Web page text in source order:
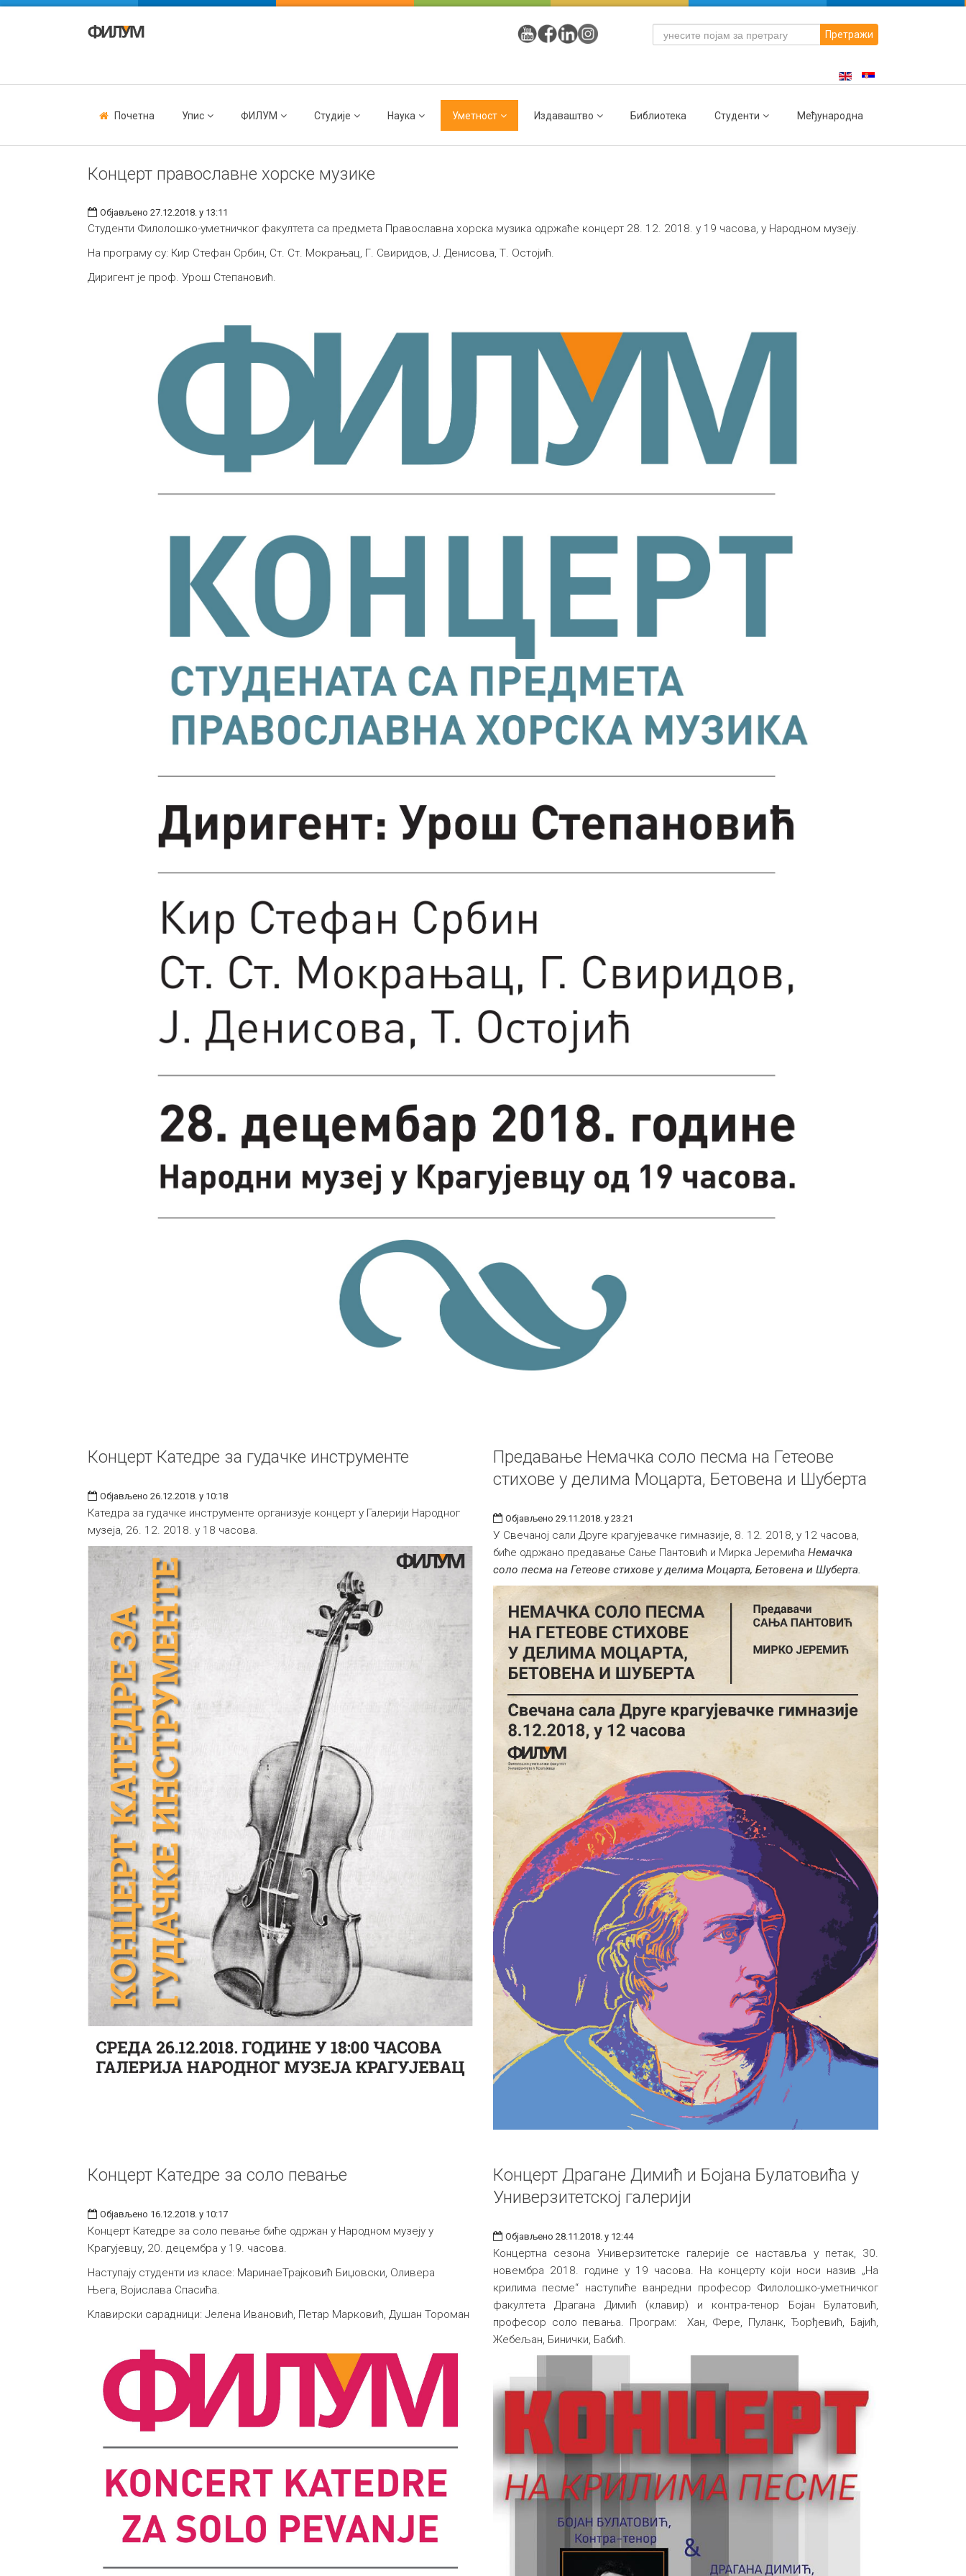
Претражи
Почетна Упис ФИЛУМ Студије Наука Уметност Издаваштво Библиотека Студенти Међународна
Концерт православне хорске музике
Објављено 27.12.2018. у 13:11
Студенти Филолошко-уметничког факултета са предмета Православна хорска музика одржаће концерт 28. 12. 2018. у 19 часова, у Народном музеју.
На програму су: Кир Стефан Србин, Ст. Ст. Мокрањац, Г. Свиридов, Ј. Денисова, Т. Остојић.
Диригент је проф. Урош Степановић.
Концерт Катедре за гудачке инструменте
Објављено 26.12.2018. у 10:18
Катедра за гудачке инструменте организује концерт у Галерији Народног
музеја, 26. 12. 2018. у 18 часова.
Предавање Немачка соло песма на Гетеове
стихове у делима Моцарта, Бетовена и Шуберта
Објављено 29.11.2018. у 23:21
У Свечаној сали Друге крагујевачке гимназије, 8. 12. 2018, у 12 часова,
биће одржано предавање Сање Пантовић и Мирка ЈеремићаНемачка
соло песма на Гетеове стихове у делима Моцарта, Бетовена и Шуберта.
Концерт Катедре за соло певање
Објављено 16.12.2018. у 10:17
Концерт Катедре за соло певање биће одржан у Народном музеју у
Крагујевцу, 20. децембра у 19. часова.
Наступају студенти из класе: МаринаеТрајковић Биџовски, Оливера
Њега, Војислава Спасића.
Kлавирски сарадници: Јелена Ивановић, Петар Марковић, Душан Тороман
Концерт Драгане Димић и Бојана Булатовића у
Универзитетској галерији
Објављено 28.11.2018. у 12:44
Концертна сезона Универзитетске галерије се наставља у петак, 30.
новембра 2018. године у 19 часова. На концерту који носи назив „На
крилима песме“ наступиће ванредни професор Филолошко-уметничког
факултета Драгана Димић (клавир) и контра-тенор Бојан Булатовић,
професор соло певања. Програм: Хан, Фере, Пуланк, Ђорђевић, Бајић,
Жебељан, Бинички, Бабић.